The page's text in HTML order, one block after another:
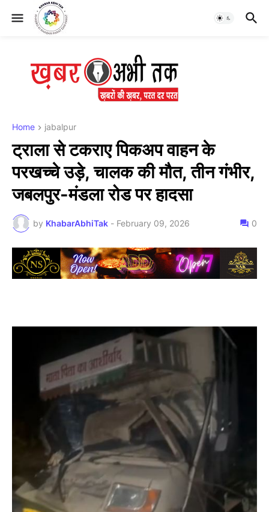
Home jabalpur
ट्राला से टकराए पिकअप वाहन के
परखच्चे उड़े, चालक की मौत, तीन गंभीर,
जबलपुर-मंडला रोड पर हादसा
by KhabarAbhiTak - February 09, 2026 0